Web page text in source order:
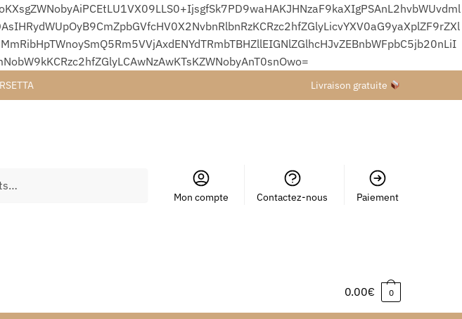
Livraison gratuite
Mon compte Contactez-nous Paiement
0.00€ 0